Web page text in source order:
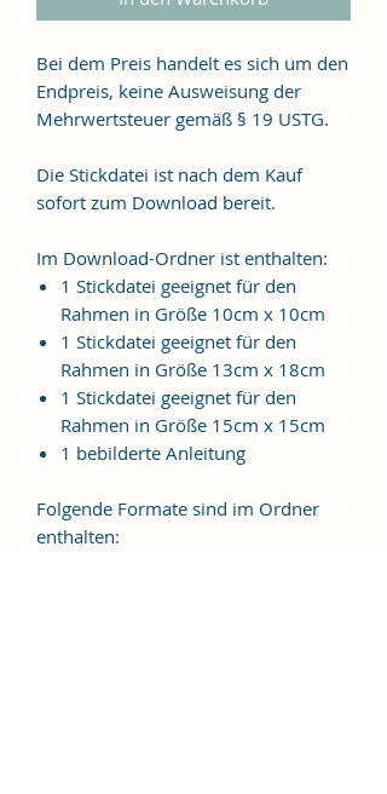
Bei dem Preis handelt es sich um den
Endpreis, keine Ausweisung der
Mehrwertsteuer gemäß § 19 USTG.
Die Stickdatei ist nach dem Kauf
sofort zum Download bereit.
Im Download-Ordner ist enthalten:
1 Stickdatei geeignet für den
Rahmen in Größe 10cm x 10cm
1 Stickdatei geeignet für den
Rahmen in Größe 13cm x 18cm
1 Stickdatei geeignet für den
Rahmen in Größe 15cm x 15cm
1 bebilderte Anleitung
Folgende Formate sind im Ordner
enthalten: